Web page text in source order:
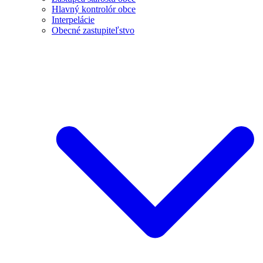
Hlavný kontrolór obce
Interpelácie
Obecné zastupiteľstvo